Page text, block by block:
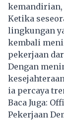
kemandirian,
Ketika
lingkungan
kembali
pekerjaan
Dengan
ia percaya
Baca Juga:
Pekerjaan